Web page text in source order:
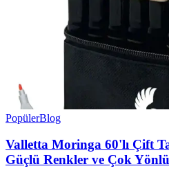
PopülerBlog
Valletta Moringa 60'lı Çift
Güçlü Renkler ve Çok